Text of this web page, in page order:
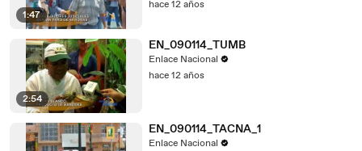
1:47
hace 12 años
2:54
EN_090114_TUMB
Enlace Nacional
hace 12 años
EN_090114_TACNA_1
Enlace Nacional